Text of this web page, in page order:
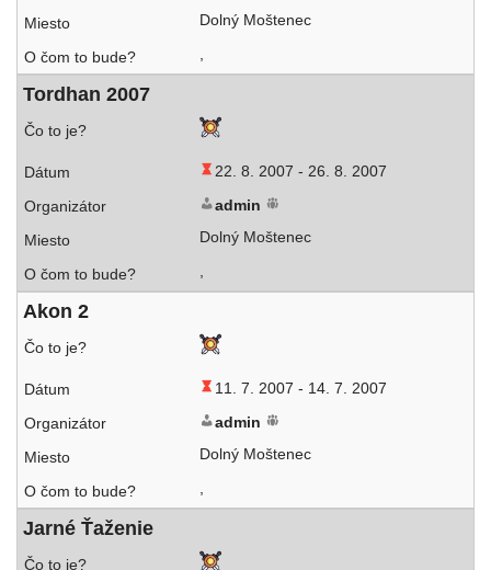
Dolný Moštenec
,
Tordhan 2007
22. 8. 2007 - 26. 8. 2007
admin
Dolný Moštenec
,
Akon 2
11. 7. 2007 - 14. 7. 2007
admin
Dolný Moštenec
,
Jarné Ťaženie